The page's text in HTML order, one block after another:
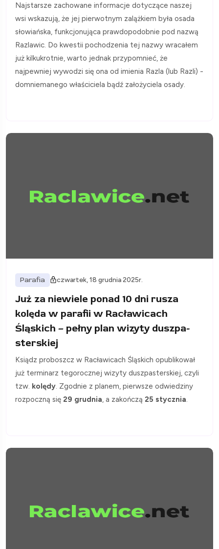
Najstarsze zachowane informacje dotyczące naszej
wsi wskazują, że jej pierwotnym zalążkiem była osada
słowiańska, funkcjonująca prawdopodobnie pod nazwą
Razlawic. Do kwestii pochodzenia tej nazwy wracałem
już kilkukrotnie, warto jednak przypomnieć, że
najpewniej wywodzi się ona od imienia Razla (lub Razli) -
domniemanego właściciela bądź założyciela osady.
Parafia czwartek, 18 grudnia 2025r.
Już za niewiele ponad 10 dni rusza
kolęda w parafii w Racławicach
Śląskich – pełny plan wizyty duszpa-
sterskiej
Ksiądz proboszcz w Racławicach Śląskich opublikował
już terminarz tegorocznej wizyty duszpasterskiej, czyli
tzw. kolędy . Zgodnie z planem, pierwsze odwiedziny
rozpoczną się 29 grudnia , a zakończą 25 stycznia